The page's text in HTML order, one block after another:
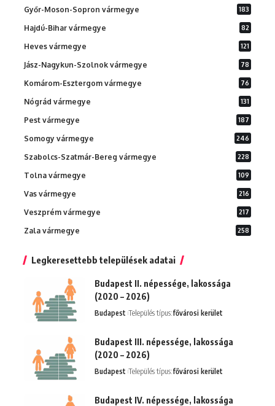
Győr-Moson-Sopron vármegye 183
Hajdú-Bihar vármegye 82
Heves vármegye 121
Jász-Nagykun-Szolnok vármegye 78
Komárom-Esztergom vármegye 76
Nógrád vármegye 131
Pest vármegye 187
Somogy vármegye 246
Szabolcs-Szatmár-Bereg vármegye 228
Tolna vármegye 109
Vas vármegye 216
Veszprém vármegye 217
Zala vármegye 258
Legkeresettebb települések adatai
Budapest II. népessége, lakossága
(2020 – 2026)
Budapest Település típus:fővárosi kerület
Budapest III. népessége, lakossága
(2020 – 2026)
Budapest Település típus:fővárosi kerület
Budapest IV. népessége, lakossága